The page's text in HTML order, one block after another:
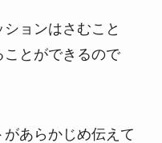
ョンはさむこと
とができるので
あらかじめ伝えて